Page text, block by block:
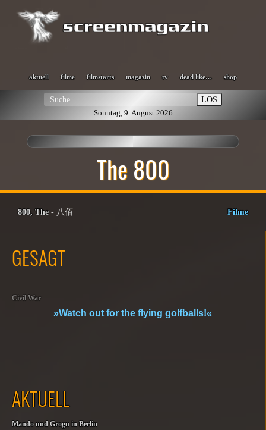
aktuell filme filmstarts magazin tv dead like… shop
LOS
Sonntag, 9. August 2026
The 800
800, The- 八佰 Filme
GESAGT
Civil War
»Watch out for the flying golfballs!«
AKTUELL
Mando und Grogu in Berlin